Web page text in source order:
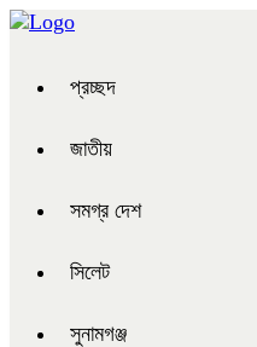
প্রচ্ছদ
জাতীয়
সমগ্র দেশ
সিলেট
সুনামগঞ্জ